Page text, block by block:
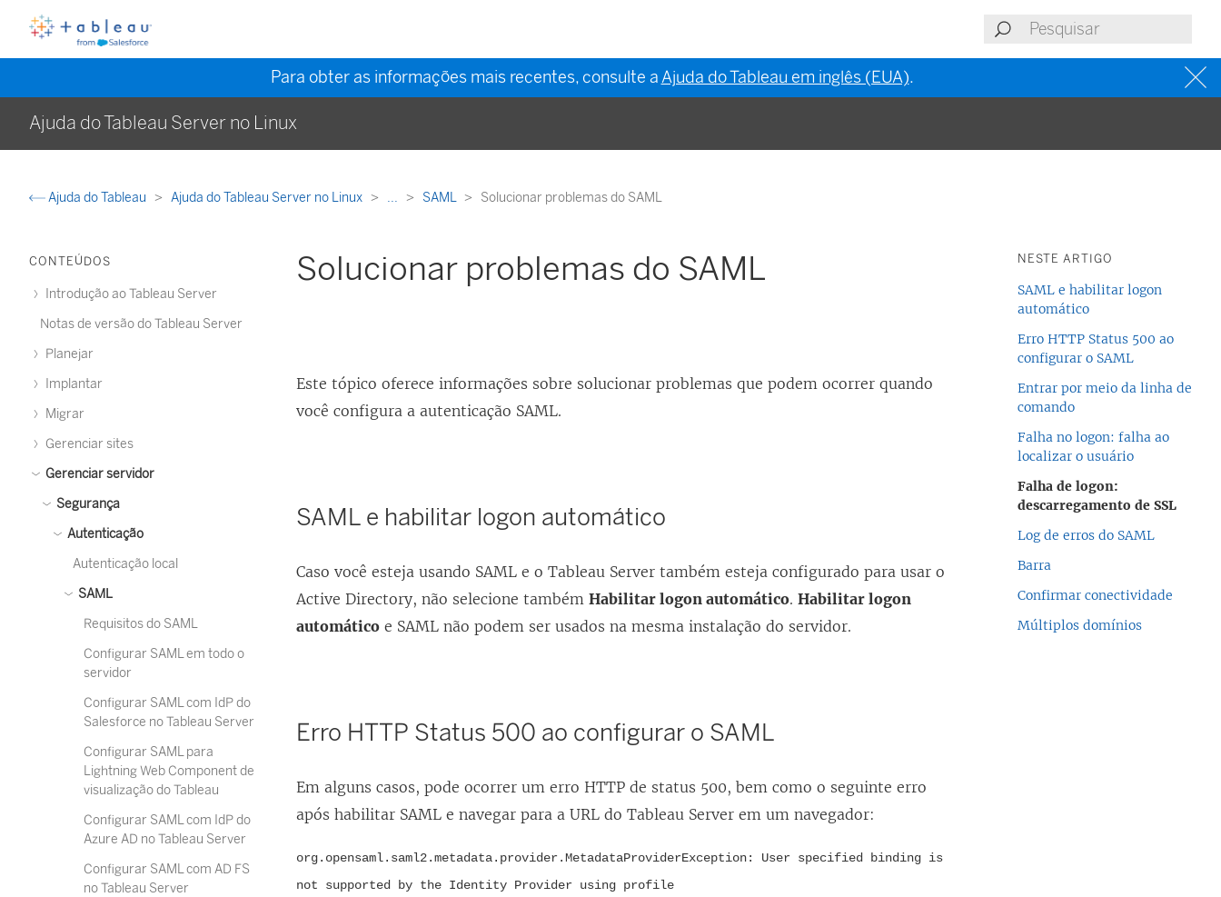
Para obter as informações mais recentes, consulte aAjuda do Tableau em inglês (EUA).
Ajuda do Tableau Server no Linux
Ajuda do Tableau Ajuda do Tableau Server no Linux ... SAML Solucionar problemas do SAML
CONTEÚDOS
Introdução ao Tableau Server
Notas de versão do Tableau Server
Planejar
Implantar
Migrar
Gerenciar sites
Gerenciar servidor
Segurança
Autenticação
Autenticação local
SAML
Requisitos do SAML
Configurar SAML em todo o
servidor
Configurar SAML com IdP do
Salesforce no Tableau Server
Configurar SAML para
Lightning Web Component de
visualização do Tableau
Configurar SAML com IdP do
Azure AD no Tableau Server
Configurar SAML com AD FS
no Tableau Server
Solucionar problemas do SAML
Este tópico oferece informações sobre solucionar problemas que podem ocorrer quando
você configura a autenticação SAML.
SAML e habilitar logon automático
Caso você esteja usando SAML e o Tableau Server também esteja configurado para usar o
Active Directory, não selecione tambémHabilitar logon automático.Habilitar logon
automático e SAML não podem ser usados na mesma instalação do servidor.
Erro HTTP Status 500 ao configurar o SAML
Em alguns casos, pode ocorrer um erro HTTP de status 500, bem como o seguinte erro
após habilitar SAML e navegar para a URL do Tableau Server em um navegador:
org.opensaml.saml2.metadata.provider.MetadataProviderException: User specified binding is
not supported by the Identity Provider using profile
NESTE ARTIGO
SAML e habilitar logon
automático
Erro HTTP Status 500 ao
configurar o SAML
Entrar por meio da linha de
comando
Falha no logon: falha ao
localizar o usuário
Falha de logon:
descarregamento de SSL
Log de erros do SAML
Barra
Confirmar conectividade
Múltiplos domínios